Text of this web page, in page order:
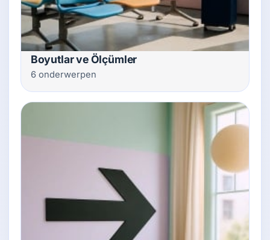
Boyutlar ve Ölçümler
6 onderwerpen